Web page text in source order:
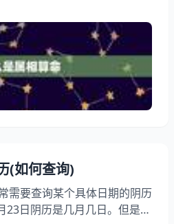
了很多人关注的话题。如何选
？本文将为大家详细解答。
相算命是一种根据生肖来推
方法。在中国传统文化中，生
鼠、牛、虎、兔、龙、蛇、
。每个人出生的年份都对应着
(如何查询)
需要查询某个具体日期的阴历
23日阴历是几月几日。但是对